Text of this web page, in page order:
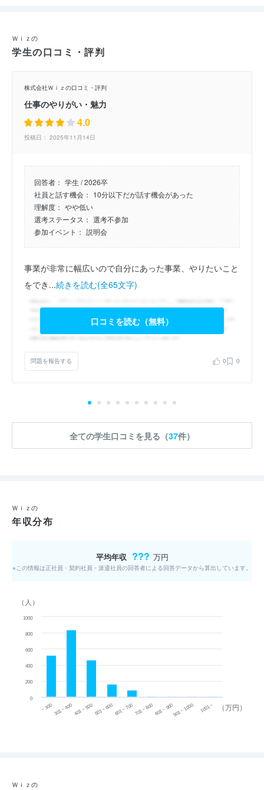
Ｗｉｚの
学生の口コミ・評判
株式会社Ｗｉｚの口コミ・評判
仕事のやりがい・魅力
4.0
投稿日： 2025年11月14日
回答者： 学生 / 2026卒
社員と話す機会： 10分以下だが話す機会があった
理解度： やや低い
選考ステータス： 選考不参加
参加イベント： 説明会
事業が非常に幅広いので自分にあった事業、やりたいこと
をでき...続きを読む(全65文字)
口コミを読む（無料）
問題を報告する 0 0
全ての学生口コミを見る（37件）
Ｗｉｚの
年収分布
平均年収 ??? 万円
※この情報は正社員・契約社員・派遣社員の回答者による回答データから算出しています。
（万円）
（人）
~ 300 301 ~ 400 401 ~ 500501 ~ 600601 ~ 700701 ~ 800801 ~ 900901 ~ 1000 1001 ~
0
200
400
600
800
1000
Ｗｉｚの